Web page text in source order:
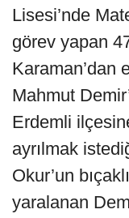
Lisesi’nde
görev yapan
Karaman’dan
Mahmut
Erdemli
ayrılmak
Okur’un
yaralanan